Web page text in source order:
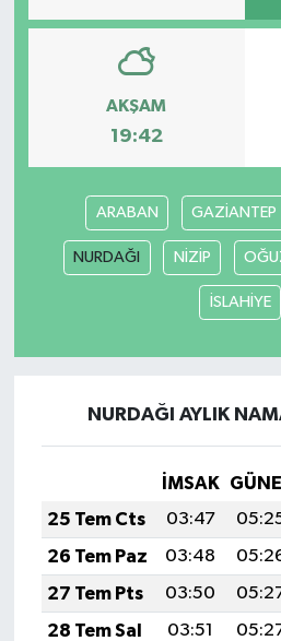
AKŞAM
19:42
ARABAN GAZİANTEP
NURDAĞI NİZİP
İSLAHİYE
NURDAĞI AYLIK
İMSAK
25 Tem Cts
03:47
26 Tem Paz
03:48
27 Tem Pts
03:50
28 Tem Sal
03:51
Spor
Türkiye
Video Haber
Yaşam
Yemek